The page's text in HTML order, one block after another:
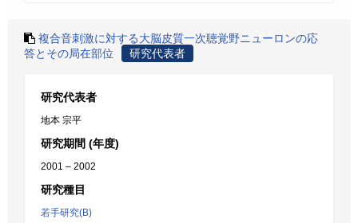
複合音刺激に対する大脳皮質一次聴覚野ニューロンの応
答とその局在部位
研究代表者
研究代表者
地本 宗平
研究期間 (年度)
2001 – 2002
研究種目
若手研究(B)